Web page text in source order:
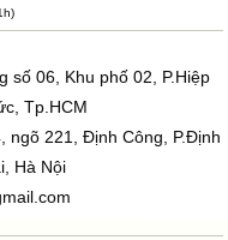
số 06, Khu phố 02, P.Hiệp
Tp.HCM
ngõ 221, Định Công, P.Định
Hà Nội